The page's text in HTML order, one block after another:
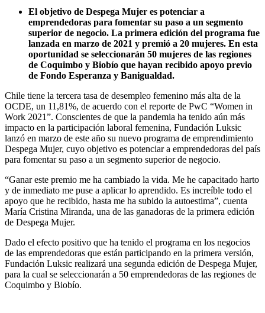
El objetivo de Despega Mujer es potenciar a
emprendedoras para fomentar su paso a un segmento
superior de negocio. La primera edición del programa fue
lanzada en marzo de 2021 y premió a 20 mujeres. En esta
oportunidad se seleccionarán 50 mujeres de las regiones
de Coquimbo y Biobío que hayan recibido apoyo previo
de Fondo Esperanza y Banigualdad.
Chile tiene la tercera tasa de desempleo femenino más alta de la
OCDE, un 11,81%, de acuerdo con el reporte de PwC “Women in
Work 2021”. Conscientes de que la pandemia ha tenido aún más
impacto en la participación laboral femenina, Fundación Luksic
lanzó en marzo de este año su nuevo programa de emprendimiento
Despega Mujer, cuyo objetivo es potenciar a emprendedoras del país
para fomentar su paso a un segmento superior de negocio.
“Ganar este premio me ha cambiado la vida. Me he capacitado harto
y de inmediato me puse a aplicar lo aprendido. Es increíble todo el
apoyo que he recibido, hasta me ha subido la autoestima”, cuenta
María Cristina Miranda, una de las ganadoras de la primera edición
de Despega Mujer.
Dado el efecto positivo que ha tenido el programa en los negocios
de las emprendedoras que están participando en la primera versión,
Fundación Luksic realizará una segunda edición de Despega Mujer,
para la cual se seleccionarán a 50 emprendedoras de las regiones de
Coquimbo y Biobío.